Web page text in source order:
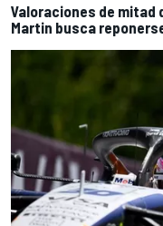
Valoraciones de mitad
Martin busca